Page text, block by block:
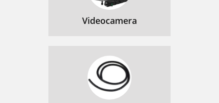
Videocamera